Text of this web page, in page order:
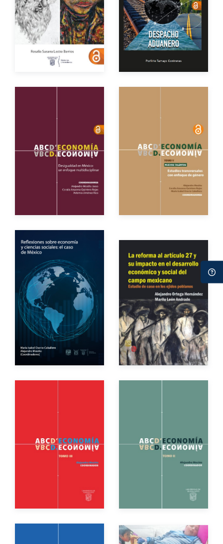
Autor
Año de edición
Año de edición
eBook Gratuito
Autores
Año de edición
Gratuito
Año de edición
Gratuito
Autores
Año de edición
Impreso
Autores
Año de edición
Impreso $200.00
Año de edición Año de edición